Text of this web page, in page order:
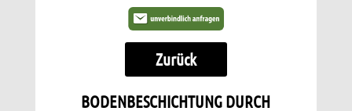
Zurück
BODENBESCHICHTUNG DURCH